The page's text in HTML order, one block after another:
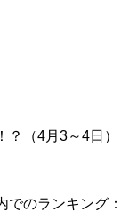
（4月3～4日）
のランキング：